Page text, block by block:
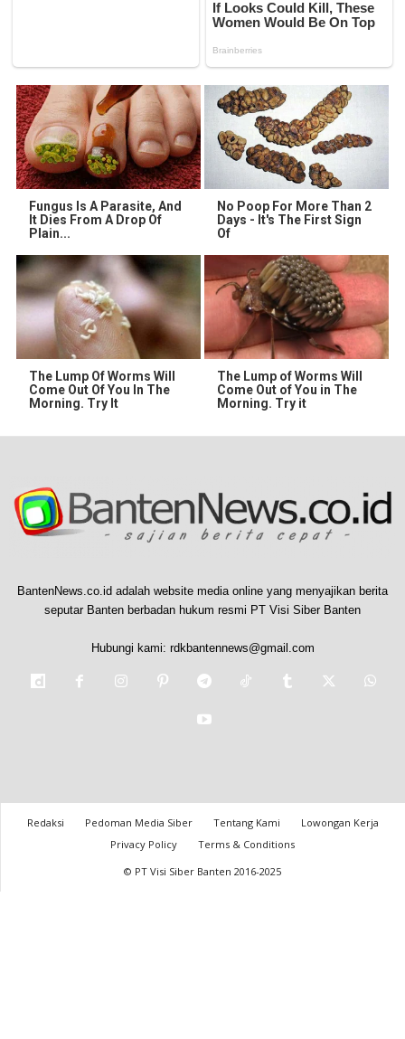
Fungus Is A Parasite, And
It Dies From A Drop Of
Plain...
No Poop For More Than 2
Days - It's The First Sign
Of
The Lump Of Worms Will
Come Out Of You In The
Morning. Try It
The Lump of Worms Will
Come Out of You in The
Morning. Try it
BantenNews.co.id adalah website media online yang menyajikan berita
seputar Banten berbadan hukum resmi PT Visi Siber Banten
Hubungi kami: rdkbantennews@gmail.com
Redaksi Pedoman Media Siber Tentang Kami
Lowongan Kerja
Privacy Policy
Terms & Conditions
© PT Visi Siber Banten 2016-2025